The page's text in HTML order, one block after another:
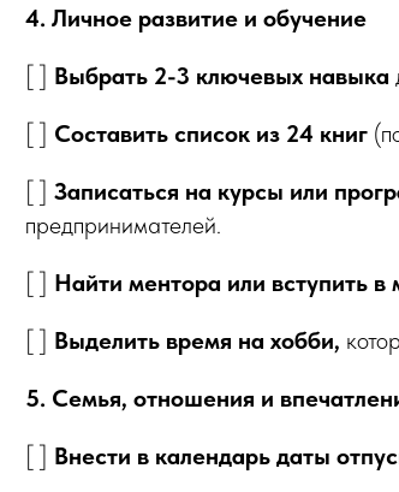
4. Личное развитие и обучение
[ ] Выбрать 2-3 ключевых навыка
[ ] Составить список из 24 книг
[ ] Записаться на курсы или
предпринимателей.
[ ] Найти ментора или вступить
[ ] Выделить время на хобби,
5. Семья, отношения и
[ ] Внести в календарь даты